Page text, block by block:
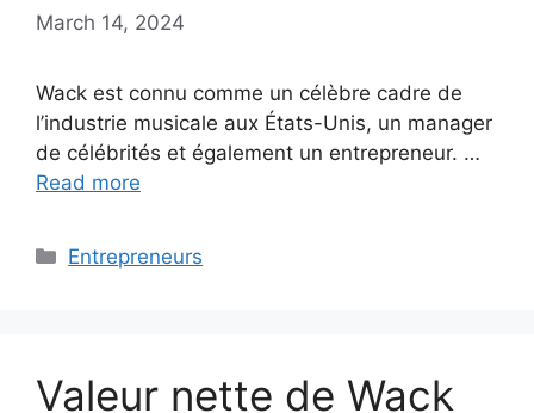
March 14, 2024
Wack est connu comme un célèbre cadre de
l’industrie musicale aux États-Unis, un manager
de célébrités et également un entrepreneur. …
Read more
Categories
Entrepreneurs
Valeur nette de Wack